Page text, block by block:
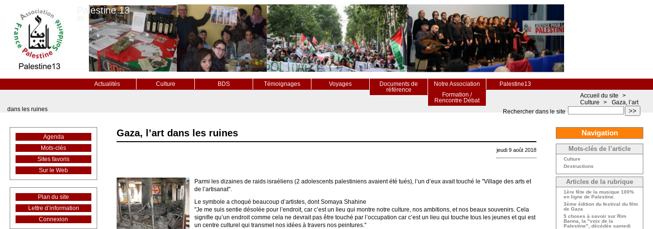
Palestine 13
Actualités Culture BDS Témoignages Voyages
Documents de
référence
Notre Association
Palestine13
Formation /
Rencontre Débat
>>
Rechercher dans le site
Accueil du site
>
Culture
>
Gaza, l’art
dans les ruines
Gaza, l’art dans les ruines
jeudi 9 août 2018
Parmi les dizaines de raids israéliens (2 adolescents palestiniens avaient été tués), l’un d’eux avait touché le "Village des arts et
de l’artisanat".
Le symbole a choqué beaucoup d’artistes, dont Somaya Shahine
"Je me suis sentie désolée pour l’endroit, car c’est un lieu qui montre notre culture, nos ambitions, et nos beaux souvenirs. Cela
signifie qu’un endroit comme cela ne devrait pas être touché par l’occupation car c’est un lieu qui touche tous les jeunes et qui est
un centre culturel qui transmet nos idées à travers nos peintures."
Agenda
Mots-clés
Sites favoris
Sur le Web
Plan du site
Lettre d’information
Connexion
Navigation
Mots-clés de l’article
Culture
Destructions
Articles de la rubrique
1ère fête de la musique 100%
en ligne de Palestine.
3ème édition du festival du film
de Gaza
5 choses à savoir sur Rim
Banna, la "voix de la
Palestine", décédée samedi